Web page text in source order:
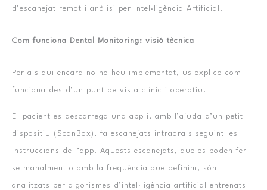
d’escanejat remot i anàlisi per Intel·ligència Artificial.
Com funciona Dental Monitoring: visió tècnica
Per als qui encara no ho heu implementat, us explico com
funciona des d’un punt de vista clínic i operatiu.
El pacient es descarrega una app i, amb l’ajuda d’un petit
dispositiu (ScanBox), fa escanejats intraorals seguint les
instruccions de l’app. Aquests escanejats, que es poden fer
setmanalment o amb la freqüència que definim, són
analitzats per algorismes d’intel·ligència artificial entrenats